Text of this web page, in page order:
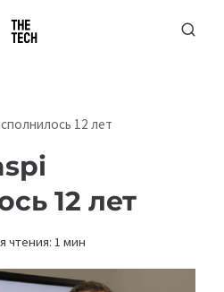
12 лет
12 лет
чтения: 1 мин